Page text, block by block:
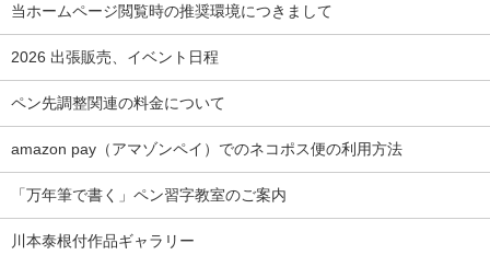
当ホームページ閲覧時の推奨環境につきまして
2026 出張販売、イベント日程
ペン先調整関連の料金について
amazon pay（アマゾンペイ）でのネコポス便の利用方法
「万年筆で書く」ペン習字教室のご案内
川本泰根付作品ギャラリー